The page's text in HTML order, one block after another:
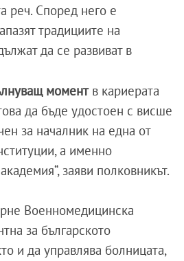
реч. Според него е
традициите на
да се развиват в
моментв кариерата
да бъде удостоен с висше
за началник на една от
а именно
заяви полковникът.
Военномедицинска
за българското
и да управлява болницата,